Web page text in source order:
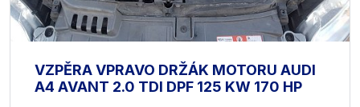
VZPĚRA VPRAVO DRŽÁK MOTORU AUDI
A4 AVANT 2.0 TDI DPF 125 KW 170 HP